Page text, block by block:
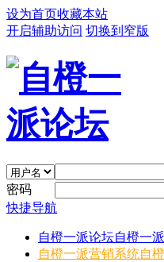
设为首页收藏本站
开启辅助访问 切换到窄版
密码
快捷导航
自橙一派论坛自橙一
自橙一派营销系统自